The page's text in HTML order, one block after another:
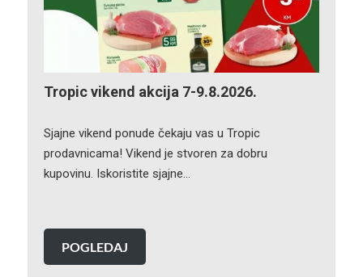
Tropic vikend akcija 7-9.8.2026.
Sjajne vikend ponude čekaju vas u Tropic
prodavnicama! Vikend je stvoren za dobru
kupovinu. Iskoristite sjajne…
POGLEDAJ